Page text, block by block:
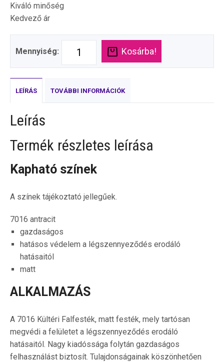
Kiváló minőség
Kedvező ár
Mennyiség: Kosárba!
LEÍRÁS TOVÁBBI INFORMÁCIÓK
Leírás
Termék részletes leírása
Kapható színek
A színek tájékoztató jellegűek.
7016 antracit
gazdaságos
hatásos védelem a légszennyeződés erodáló
hatásaitól
matt
ALKALMAZÁS
A 7016 Kültéri Falfesték, matt festék, mely tartósan
megvédi a felületet a légszennyeződés erodáló
hatásaitól. Nagy kiadóssága folytán gazdaságos
felhasználást biztosít. Tulajdonságainak köszönhetően